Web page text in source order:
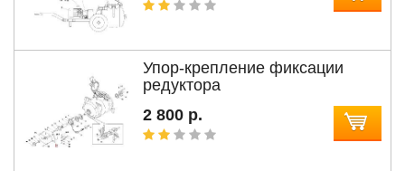
Упор-крепление фиксации
редуктора
2 800 р.